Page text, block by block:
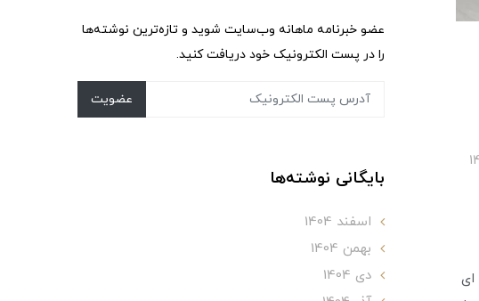
ای
عضو خبرنامه ماهانه وب‌سایت شوید و تازه‌ترین نوشته‌ها
را در پست الکترونیک خود دریافت کنید.
عضویت
بایگانی نوشته‌ها
اسفند 1404
بهمن 1404
دی 1404